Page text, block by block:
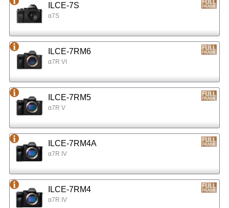
ILCE-7S
α7S
ILCE-7RM6
α7R VI
ILCE-7RM5
α7R V
ILCE-7RM4A
α7R IV
ILCE-7RM4
α7R IV